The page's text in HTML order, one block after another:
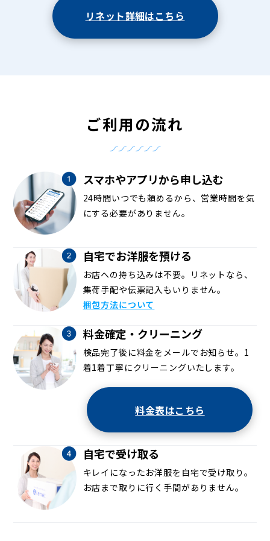
リネット詳細はこちら
ご利用の流れ
スマホやアプリから申し込む
24時間いつでも頼めるから、営業時間を気
にする必要がありません。
自宅でお洋服を預ける
お店への持ち込みは不要。リネットなら、
集荷手配や伝票記入もいりません。
梱包方法について
料金確定・クリーニング
検品完了後に料金をメールでお知らせ。1
着1着丁寧にクリーニングいたします。
料金表はこちら
自宅で受け取る
キレイになったお洋服を自宅で受け取り。
お店まで取りに行く手間がありません。